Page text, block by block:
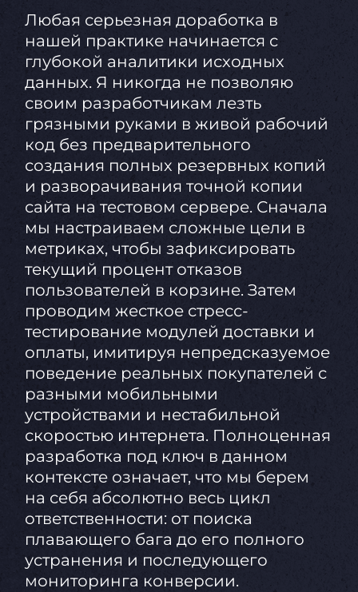
Любая серьезная доработка в
нашей практике начинается с
глубокой аналитики исходных
данных. Я никогда не позволяю
своим разработчикам лезть
грязными руками в живой рабочий
код без предварительного
создания полных резервных копий
и разворачивания точной копии
сайта на тестовом сервере. Сначала
мы настраиваем сложные цели в
метриках, чтобы зафиксировать
текущий процент отказов
пользователей в корзине. Затем
проводим жесткое стресс-
тестирование модулей доставки и
оплаты, имитируя непредсказуемое
поведение реальных покупателей с
разными мобильными
устройствами и нестабильной
скоростью интернета. Полноценная
разработка под ключ в данном
контексте означает, что мы берем
на себя абсолютно весь цикл
ответственности: от поиска
плавающего бага до его полного
устранения и последующего
мониторинга конверсии.